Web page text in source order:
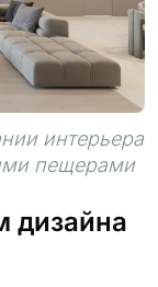
интерьера
пещерами
дизайна